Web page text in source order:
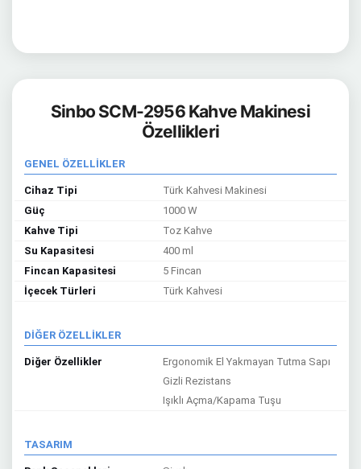
Sinbo SCM-2956 Kahve Makinesi
Özellikleri
GENEL ÖZELLİKLER
Cihaz Tipi
Türk Kahvesi Makinesi
Güç
1000 W
Kahve Tipi
Toz Kahve
Su Kapasitesi
400 ml
Fincan Kapasitesi
5 Fincan
İçecek Türleri
Türk Kahvesi
DİĞER ÖZELLİKLER
Diğer Özellikler
Ergonomik El Yakmayan Tutma Sapı
Gizli Rezistans
Işıklı Açma/Kapama Tuşu
TASARIM